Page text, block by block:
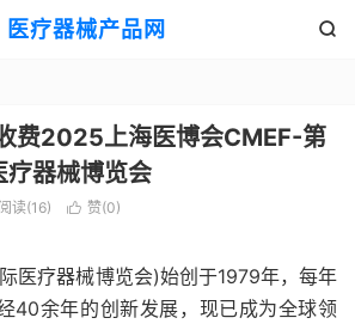
医疗器械产品网 
费2025上海医博会CMEF-第
疗器械博览会
阅读(16)  赞(0)
医疗器械博览会)始创于1979年，每年
40余年的创新发展，现已成为全球领